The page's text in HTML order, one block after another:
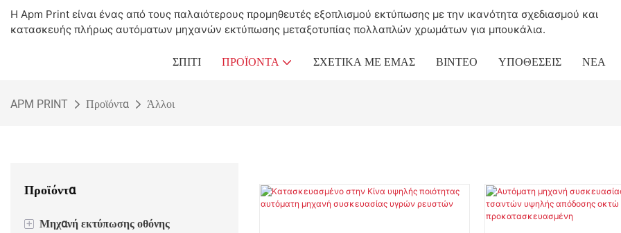
Η Apm Print είναι ένας από τους παλαιότερους προμηθευτές εξοπλισμού εκτύπωσης με την ικανότητα σχεδιασμού και
κατασκευής πλήρως αυτόματων μηχανών εκτύπωσης μεταξοτυπίας πολλαπλών χρωμάτων για μπουκάλια.
ΣΠΊΤΙ ΠΡΟΪΌΝΤΑ ΣΧΕΤΙΚΆ ΜΕ ΕΜΆΣ ΒΊΝΤΕΟ ΥΠΟΘΈΣΕΙΣ ΝΈΑ
APM PRINT Προϊόντα Άλλοι
Προϊόντα
+ Μηχανή εκτύπωσης οθόνης